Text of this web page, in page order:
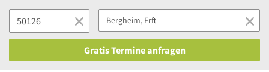
Gratis Termine anfragen